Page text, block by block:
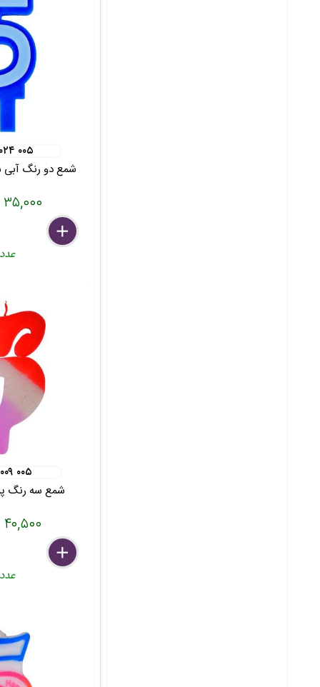
۱۰۳
شمع دو رنگ آبی
۳۵,۰۰۰ تومان
delete
remove
add
عدد
۱۰۳
شمع سه رنگ
۴۰,۵۰۰ تومان
delete
remove
add
عدد